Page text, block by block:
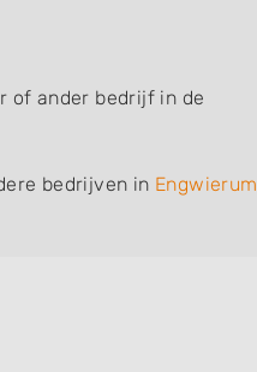
of ander bedrijf in de
bedrijven in Engwierum